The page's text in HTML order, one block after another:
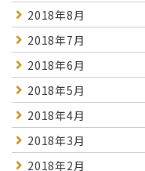
2018年8月
2018年7月
2018年6月
2018年5月
2018年4月
2018年3月
2018年2月